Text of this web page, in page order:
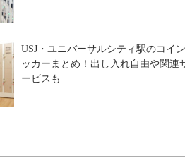
USJ・ユニバーサルシティ駅のコイ
ッカーまとめ！出し入れ自由や関連
ービスも